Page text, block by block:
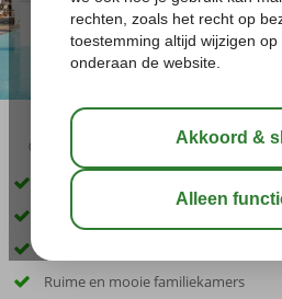
03:30
Van de bekende Grecotel keten
Indrukwekkende architectuur
Ruime en mooie familiekamers